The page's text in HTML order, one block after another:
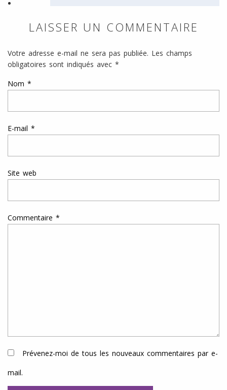
LAISSER UN COMMENTAIRE
Votre adresse e-mail ne sera pas publiée. Les champs
obligatoires sont indiqués avec *
Nom *
E-mail *
Site web
Commentaire *
Prévenez-moi de tous les nouveaux commentaires par e-
mail.